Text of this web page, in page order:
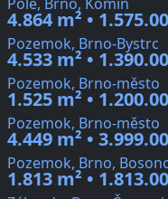
4.864 m² •
Pozemok, Brno-Bystrc
4.533 m² •
Pozemok, Brno-město
1.525 m² •
Pozemok, Brno-město
4.449 m² •
Pozemok, Brno,
1.813 m² •